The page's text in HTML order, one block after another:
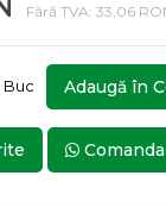
Fără TVA: 33,06
Buc Adaugă în